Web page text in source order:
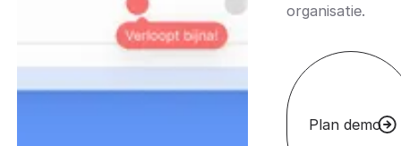
organisatie.
Plan demo